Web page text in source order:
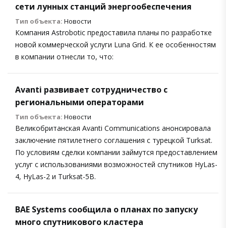
сети лунных станций энергообеспечения
Тип объекта: Новости
Компания Astrobotic предоставила планы по разработке
новой коммерческой услуги Luna Grid. К ее особенностям
в компании отнесли то, что:
Avanti развивает сотрудничество с
региональными операторами
Тип объекта: Новости
Великобританская Avanti Communications анонсировала
заключение пятилетнего соглашения с турецкой Turksat.
По условиям сделки компании займутся предоставлением
услуг с использованиями возможностей спутников HyLas-
4, HyLas-2 и Turksat-5B.
BAE Systems сообщила о планах по запуску
много спутникового кластера